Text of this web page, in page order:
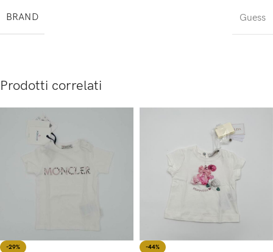
BRAND Guess
Prodotti correlati
-29% -44%